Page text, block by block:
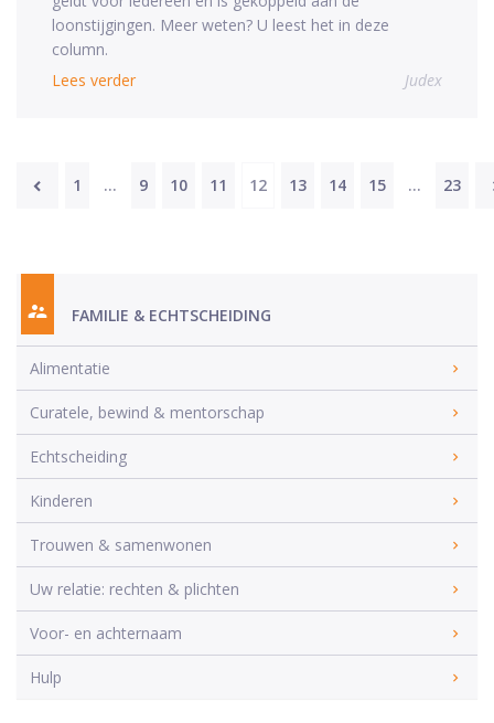
loonstijgingen. Meer weten? U leest het in deze
column.
Lees verder
Judex
1 … 9 10 11 12 13 14 15 … 23
FAMILIE & ECHTSCHEIDING
Alimentatie
Curatele, bewind & mentorschap
Echtscheiding
Kinderen
Trouwen & samenwonen
Uw relatie: rechten & plichten
Voor- en achternaam
Hulp